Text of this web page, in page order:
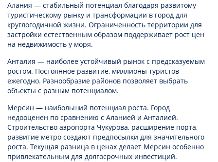
Алания — стабильный потенциал благодаря развитому
туристическому рынку и трансформации в город для
круглогодичной жизни. Ограниченность территории для
застройки естественным образом поддерживает рост цен
на недвижимость у моря.
Анталия — наиболее устойчивый рынок с предсказуемым
ростом. Постоянное развитие, миллионы туристов
ежегодно. Разнообразие районов позволяет выбрать
объекты с разным потенциалом.
Мерсин — наибольший потенциал роста. Город
недооценен по сравнению с Аланией и Анталией.
Строительство аэропорта Чукурова, расширение порта,
развитие метро создают предпосылки для значительного
роста. Текущая разница в ценах делает Мерсин особенно
привлекательным для долгосрочных инвестиций.